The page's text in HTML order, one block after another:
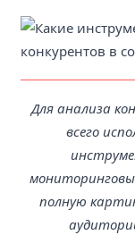
Для анализа
всего
полную